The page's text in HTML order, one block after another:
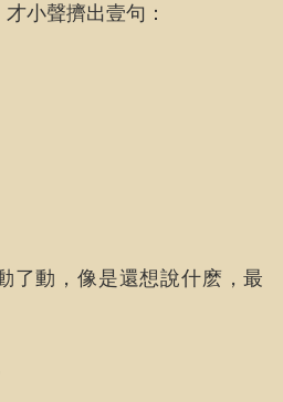
小聲擠出壹句：
了動，像是還想說什麽，最